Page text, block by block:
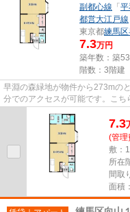
副都心線 「 平
都営大江戸線
東京都練馬区
7.3万円
築年数：築
階数：3階建
早淵の森緑地が物件から273mの
分でのアクセスが可能です。こ
7.3
(管理
敷：
所在
間取
面積